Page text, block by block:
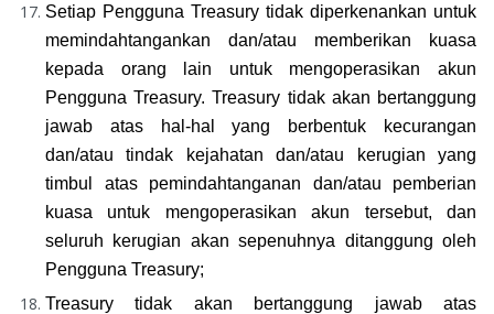
Setiap Pengguna Treasury tidak diperkenankan untuk
memindahtangankan dan/atau memberikan kuasa
kepada orang lain untuk mengoperasikan akun
Pengguna Treasury. Treasury tidak akan bertanggung
jawab atas hal-hal yang berbentuk kecurangan
dan/atau tindak kejahatan dan/atau kerugian yang
timbul atas pemindahtanganan dan/atau pemberian
kuasa untuk mengoperasikan akun tersebut, dan
seluruh kerugian akan sepenuhnya ditanggung oleh
Pengguna Treasury;
Treasury tidak akan bertanggung jawab atas